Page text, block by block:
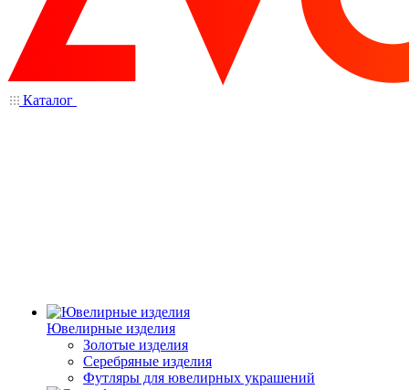
Каталог
Ювелирные изделия
Золотые изделия
Серебряные изделия
Футляры для ювелирных украшений